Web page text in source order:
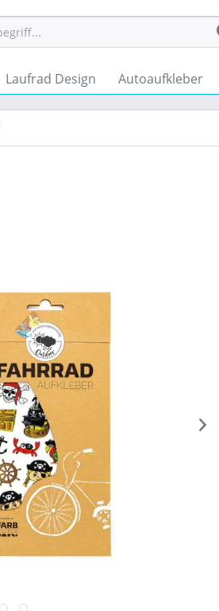
Laufrad Design Autoaufkleber